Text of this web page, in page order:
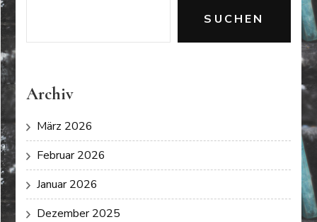
SUCHEN
Archiv
März 2026
Februar 2026
Januar 2026
Dezember 2025